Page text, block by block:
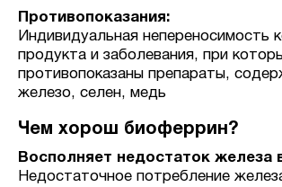
Противопоказания:
Индивидуальная непереносимость
продукта и заболевания, при
противопоказаны препараты,
железо, селен, медь
Чем хорош биоферрин?
Восполняет недостаток железа
Недостаточное потребление